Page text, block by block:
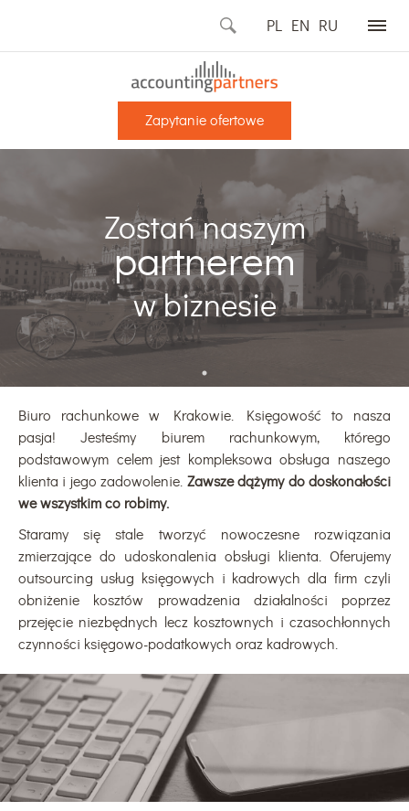
PL EN RU
Zapytanie ofertowe
Zostań naszym
partnerem
w biznesie
Biuro rachunkowe w Krakowie. Księgowość to nasza
pasja! Jesteśmy biurem rachunkowym, którego
podstawowym celem jest kompleksowa obsługa naszego
klienta i jego zadowolenie. Zawsze dążymy do doskonałości
we wszystkim co robimy.
Staramy się stale tworzyć nowoczesne rozwiązania
zmierzające do udoskonalenia obsługi klienta. Oferujemy
outsourcing usług księgowych i kadrowych dla firm czyli
obniżenie kosztów prowadzenia działalności poprzez
przejęcie niezbędnych lecz kosztownych i czasochłonnych
czynności księgowo-podatkowych oraz kadrowych.